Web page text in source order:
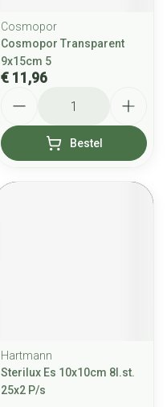
Cosmopor
Cosmopor Transparent
9x15cm 5
€ 11,96
Bestel
Hartmann
Sterilux Es 10x10cm 8l.st.
25x2 P/s